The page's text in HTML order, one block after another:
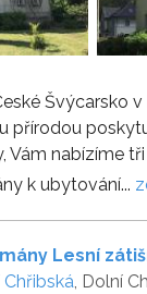
Švýcarsko v
přírodou
Vám nabízíme
k ubytování...
Lesní
Chřibská , Dolní